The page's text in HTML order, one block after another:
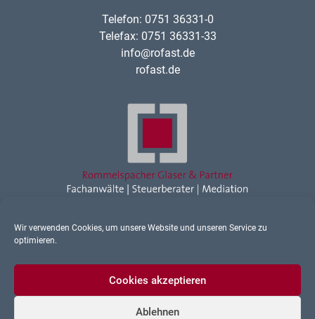
Wir verwenden Cookies, um unsere Website und unseren Service zu
optimieren.
Cookies akzeptieren
Ablehnen
Telefon: 0751 36331-0
Telefax: 0751 36331-33
info@rofast.de
rofast.de
Rechtsanwalt Ravensburg
Sonstiges